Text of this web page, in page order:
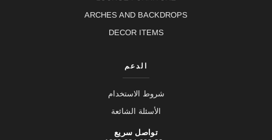
ARCHES AND BACKDROPS
DECOR ITEMS
الدعم
شروط الاستخدام
الأسئلة الشائعة
تواصل سريع